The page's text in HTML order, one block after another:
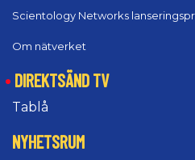
Scientology Networks
Om nätverket
DIREKTSÄND TV
Tablå
NYHETSRUM